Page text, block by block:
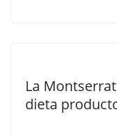
La
dieta